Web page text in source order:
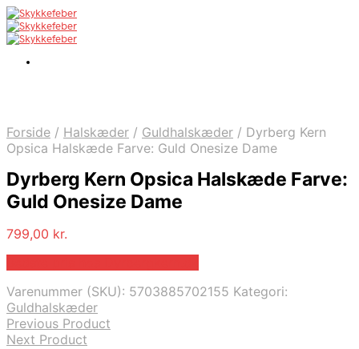
Forside / Halskæder / Guldhalskæder / Dyrberg Kern
Opsica Halskæde Farve: Guld Onesize Dame
Dyrberg Kern Opsica Halskæde Farve:
Guld Onesize Dame
799,00 kr.
Varenummer (SKU): 5703885702155 Kategori:
Guldhalskæder
Previous Product
Next Product